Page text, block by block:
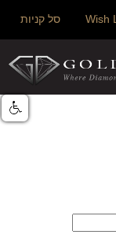
Wish סל קניות